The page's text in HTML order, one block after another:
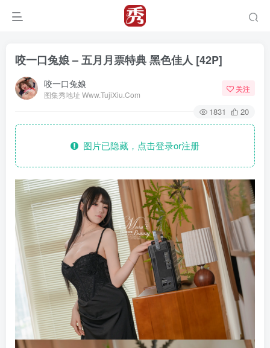
咬一口兔娘 – 五月月票特典 黑色佳人 [42P]
咬一口兔娘
图集秀地址 Www.TujiXiu.Com
关注
1831 20
图片已隐藏，点击登录or注册